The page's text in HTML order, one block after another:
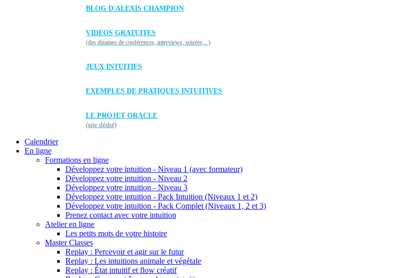
BLOG D'ALEXIS CHAMPION
VIDÉOS GRATUITES
(des dizaines de conférences, interviews, soirées,...)
JEUX INTUITIFS
EXEMPLES DE PRATIQUES INTUITIVES
LE PROJET ORACLE
(site dédié)
Calendrier
En ligne
Formations en ligne
Développez votre intuition - Niveau 1 (avec formateur)
Développez votre intuition - Niveau 2
Développez votre intuition - Niveau 3
Développez votre intuition - Pack Intuition (Niveaux 1 et 2)
Développez votre intuition - Pack Complet (Niveaux 1, 2 et 3)
Prenez contact avec votre intuition
Atelier en ligne
Les petits mots de votre histoire
Master Classes
Replay : Percevoir et agir sur le futur
Replay : Les intuitions animale et végétale
Replay : État intuitif et flow créatif